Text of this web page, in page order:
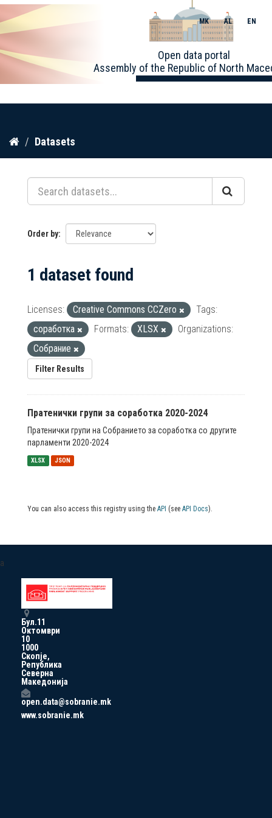
Skip
content
Open data portal
Assembly of the Republic of North
MK AL EN
Datasets
Order by
1 dataset found
Licenses: Creative Commons CCZero
Tags:
соработка
Formats: XLSX
Organizations:
Собрание
Filter Results
Пратенички групи за соработка 2020-2024
Пратенички групи на Собранието за соработка со другите
парламенти 2020-2024
XLSX JSON
You can also access this registry using the API (see API Docs).
a
Бул.11
Октомври
10
1000
Скопје,
Република
Северна
Македонија
open.data@sobranie.mk
www.sobranie.mk